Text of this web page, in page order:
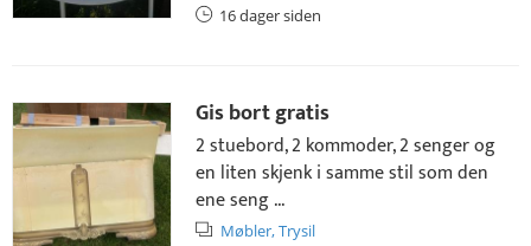
16 dager siden
Gis bort gratis
2 stuebord, 2 kommoder, 2 senger og
en liten skjenk i samme stil som den
ene seng ...
Møbler,Trysil